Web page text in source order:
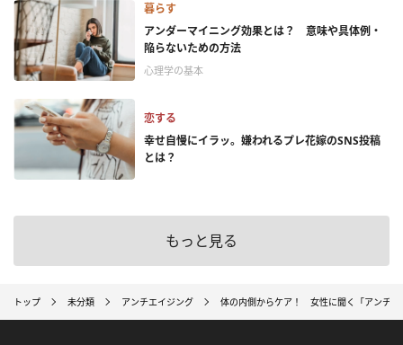
暮らす
アンダーマイニング効果とは？ 意味や具体例・
陥らないための方法
心理学の基本
恋する
幸せ自慢にイラッ。嫌われるプレ花嫁のSNS投稿
とは？
もっと見る
トップ 未分類 アンチエイジング 体の内側からケア！ 女性に聞く「アンチ